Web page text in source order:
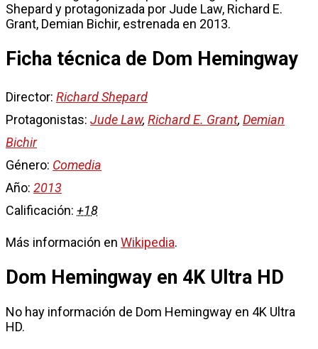
Shepard y protagonizada por Jude Law, Richard E.
Grant, Demian Bichir, estrenada en 2013.
Ficha técnica de Dom Hemingway
Director: Richard Shepard
Protagonistas: Jude Law, Richard E. Grant, Demian
Bichir
Género: Comedia
Año: 2013
Calificación: +18
Más información en Wikipedia.
Dom Hemingway en 4K Ultra HD
No hay información de Dom Hemingway en 4K Ultra
HD.